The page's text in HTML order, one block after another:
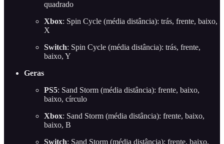
quadrado
Xbox: Spin Cycle (média distância): trás, frente, baixo,
X
Switch: Spin Cycle (média distância): trás, frente,
baixo, Y
Geras
PS5: Sand Storm (média distância): frente, baixo,
baixo, círculo
Xbox: Sand Storm (média distância): frente, baixo,
baixo, B
Switch: Sand Storm (média distância): frente, baixo,